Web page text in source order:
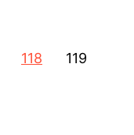
118 119